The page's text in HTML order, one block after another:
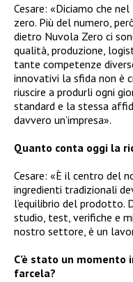
Cesare: «Diciamo che
zero. Più del numero,
dietro Nuvola Zero ci
qualità, produzione,
tante competenze
innovativi la sfida non è
riuscire a produrli ogni
standard e la stessa
davvero un’impresa».
Quanto conta oggi la
Cesare: «È il centro del
ingredienti tradizionali
l’equilibrio del prodotto.
studio, test, verifiche e
nostro settore, è un
C’è stato un momento
farcela?